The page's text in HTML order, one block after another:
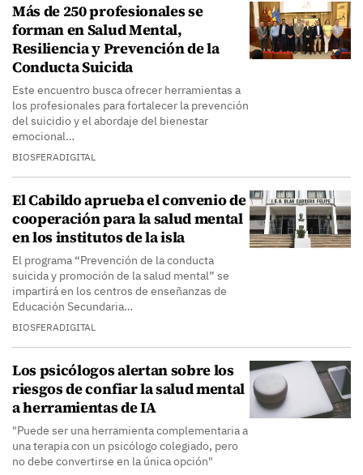
Más de 250 profesionales se
forman en Salud Mental,
Resiliencia y Prevención de la
Conducta Suicida
Este encuentro busca ofrecer herramientas a
los profesionales para fortalecer la prevención
del suicidio y el abordaje del bienestar
emocional…
BIOSFERADIGITAL
El Cabildo aprueba el convenio de
cooperación para la salud mental
en los institutos de la isla
El programa “Prevención de la conducta
suicida y promoción de la salud mental” se
impartirá en los centros de enseñanzas de
Educación Secundaria…
BIOSFERADIGITAL
Los psicólogos alertan sobre los
riesgos de confiar la salud mental
a herramientas de IA
"Puede ser una herramienta complementaria a
una terapia con un psicólogo colegiado, pero
no debe convertirse en la única opción"